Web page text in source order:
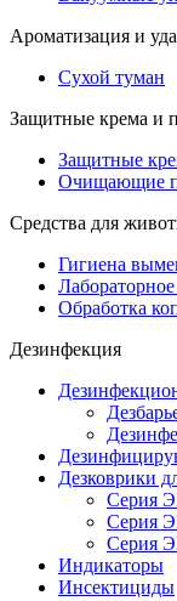
Ароматизация и
Сухой туман
Защитные крема и
Защитные
Очищающие
Средства для
Гигиена
Обработка
Дезинфекция
Дезковрики
Серия
Серия
Серия
Индикаторы
Инсектициды